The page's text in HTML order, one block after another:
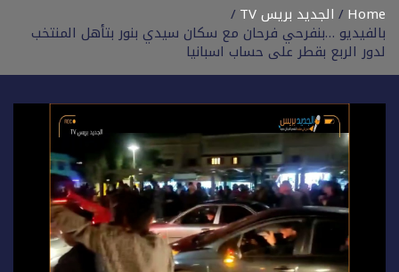
Home الجديد بريس TV
بالفيديو …بنفرحي فرحان مع سكان سيدي بنور بتأهل المنتخب
لدور الربع بقطر على حساب اسبانيا